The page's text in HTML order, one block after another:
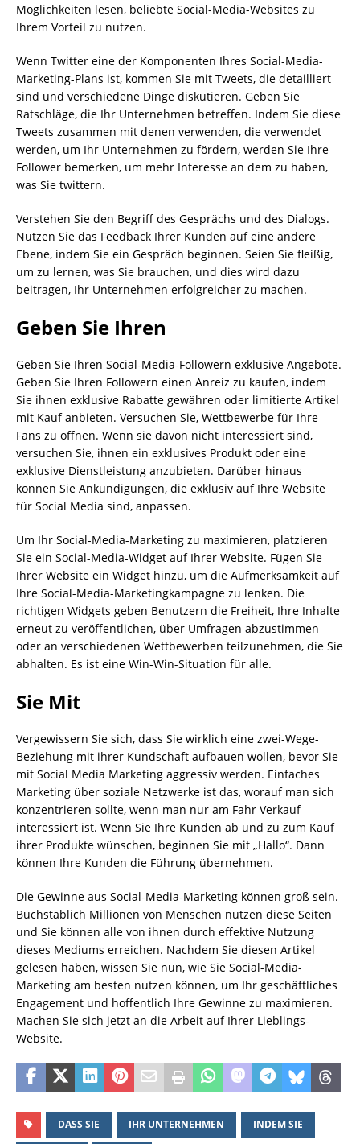
Möglichkeiten lesen, beliebte Social-Media-Websites zu
Ihrem Vorteil zu nutzen.
Wenn Twitter eine der Komponenten Ihres Social-Media-
Marketing-Plans ist, kommen Sie mit Tweets, die detailliert
sind und verschiedene Dinge diskutieren. Geben Sie
Ratschläge, die Ihr Unternehmen betreffen. Indem Sie diese
Tweets zusammen mit denen verwenden, die verwendet
werden, um Ihr Unternehmen zu fördern, werden Sie Ihre
Follower bemerken, um mehr Interesse an dem zu haben,
was Sie twittern.
Verstehen Sie den Begriff des Gesprächs und des Dialogs.
Nutzen Sie das Feedback Ihrer Kunden auf eine andere
Ebene, indem Sie ein Gespräch beginnen. Seien Sie fleißig,
um zu lernen, was Sie brauchen, und dies wird dazu
beitragen, Ihr Unternehmen erfolgreicher zu machen.
Geben Sie Ihren
Geben Sie Ihren Social-Media-Followern exklusive Angebote.
Geben Sie Ihren Followern einen Anreiz zu kaufen, indem
Sie ihnen exklusive Rabatte gewähren oder limitierte Artikel
mit Kauf anbieten. Versuchen Sie, Wettbewerbe für Ihre
Fans zu öffnen. Wenn sie davon nicht interessiert sind,
versuchen Sie, ihnen ein exklusives Produkt oder eine
exklusive Dienstleistung anzubieten. Darüber hinaus
können Sie Ankündigungen, die exklusiv auf Ihre Website
für Social Media sind, anpassen.
Um Ihr Social-Media-Marketing zu maximieren, platzieren
Sie ein Social-Media-Widget auf Ihrer Website. Fügen Sie
Ihrer Website ein Widget hinzu, um die Aufmerksamkeit auf
Ihre Social-Media-Marketingkampagne zu lenken. Die
richtigen Widgets geben Benutzern die Freiheit, Ihre Inhalte
erneut zu veröffentlichen, über Umfragen abzustimmen
oder an verschiedenen Wettbewerben teilzunehmen, die Sie
abhalten. Es ist eine Win-Win-Situation für alle.
Sie Mit
Vergewissern Sie sich, dass Sie wirklich eine zwei-Wege-
Beziehung mit ihrer Kundschaft aufbauen wollen, bevor Sie
mit Social Media Marketing aggressiv werden. Einfaches
Marketing über soziale Netzwerke ist das, worauf man sich
konzentrieren sollte, wenn man nur am Fahr Verkauf
interessiert ist. Wenn Sie Ihre Kunden ab und zu zum Kauf
ihrer Produkte wünschen, beginnen Sie mit „Hallo“. Dann
können Ihre Kunden die Führung übernehmen.
Die Gewinne aus Social-Media-Marketing können groß sein.
Buchstäblich Millionen von Menschen nutzen diese Seiten
und Sie können alle von ihnen durch effektive Nutzung
dieses Mediums erreichen. Nachdem Sie diesen Artikel
gelesen haben, wissen Sie nun, wie Sie Social-Media-
Marketing am besten nutzen können, um Ihr geschäftliches
Engagement und hoffentlich Ihre Gewinne zu maximieren.
Machen Sie sich jetzt an die Arbeit auf Ihrer Lieblings-
Website.
DASS SIE IHR UNTERNEHMEN INDEM SIE